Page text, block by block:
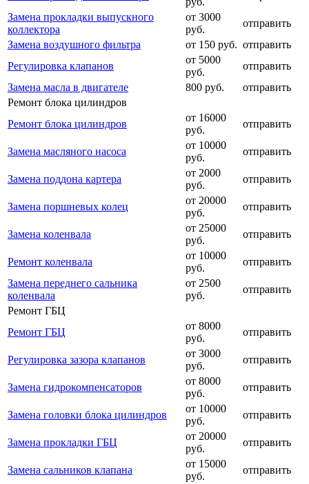
Замена прокладки выпускного
коллектора
от 3000
руб.
отправить
Замена воздушного фильтра
от 150 руб. отправить
Регулировка клапанов
от 5000
руб.
отправить
Замена масла в двигателе
800 руб.
отправить
Ремонт блока цилиндров
Ремонт блока цилиндров
от 16000
руб.
отправить
Замена масляного насоса
от 10000
руб.
отправить
Замена поддона картера
от 2000
руб.
отправить
Замена поршневых колец
от 20000
руб.
отправить
Замена коленвала
от 25000
руб.
отправить
Ремонт коленвала
от 10000
руб.
отправить
Замена переднего сальника
коленвала
от 2500
руб.
отправить
Ремонт ГБЦ
Ремонт ГБЦ
от 8000
руб.
отправить
Регулировка зазора клапанов
от 3000
руб.
отправить
Замена гидрокомпенсаторов
от 8000
руб.
отправить
Замена головки блока цилиндров
от 10000
руб.
отправить
Замена прокладки ГБЦ
от 20000
руб.
отправить
Замена сальников клапана
от 15000
руб.
отправить